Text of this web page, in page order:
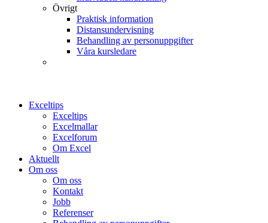
Övrigt
Praktisk information
Distansundervisning
Behandling av personuppgifter
Våra kursledare
Exceltips
Exceltips
Excelmallar
Excelforum
Om Excel
Aktuellt
Om oss
Om oss
Kontakt
Jobb
Referenser